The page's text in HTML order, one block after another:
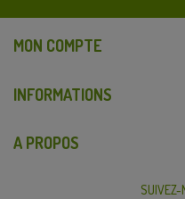
MON COMPTE
INFORMATIONS
A PROPOS
SUIVEZ-